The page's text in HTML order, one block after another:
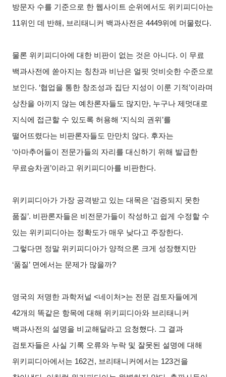
방문자 수를 기준으로 한 웹사이트 순위에서도 위키피디아는
11위인 데 반해, 브리태니커 백과사전은 4449위에 머물렀다.
물론 위키피디아에 대한 비판이 없는 것은 아니다. 이 무료
백과사전에 쏟아지는 칭찬과 비난은 얼핏 엇비슷한 수준으로
보인다. ‘협업을 통한 창조성과 집단 지성이 이룬 기적’이라며
상찬을 아끼지 않는 예찬론자들도 많지만, 누구나 제멋대로
지식에 접근할 수 있도록 허용해 ‘지식의 권위’를
떨어뜨렸다는 비판론자들도 만만치 않다. 후자는
‘아마추어들이 전문가들의 자리를 대신하기 위해 발급한
무료승차권’이라고 위키피디아를 비판한다.
위키피디아가 가장 공격받고 있는 대목은 ‘검증되지 못한
품질’. 비판론자들은 비전문가들이 작성하고 쉽게 수정할 수
있는 위키피디아는 정확도가 매우 낮다고 주장한다.
그렇다면 정말 위키피디아가 양적으론 크게 성장했지만
‘품질’ 면에서는 문제가 많을까?
영국의 저명한 과학저널 <네이처>는 전문 검토자들에게
42개의 똑같은 항목에 대해 위키피디아와 브리태니커
백과사전의 설명을 비교해달라고 요청했다. 그 결과
검토자들은 사실 기록 오류와 누락 및 잘못된 설명에 대해
위키피디아에서는 162건, 브리태니커에서는 123건을